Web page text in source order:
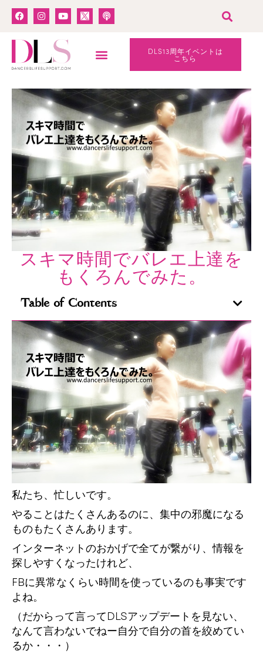
DLS13周年イベントは
こちら
スキマ時間でバレエ上達を
もくろんでみた。
Table of Contents
私たち、忙しいです。
やることはたくさんあるのに、集中の邪魔になる
ものもたくさんあります。
インターネットのおかげで全てが繋がり、情報を
探しやすくなったけれど、
FBに異常なくらい時間を使っているのも事実です
よね。
（だからって言ってDLSアップデートを見ない、
なんて言わないでねー自分で自分の首を絞めてい
るか・・・）